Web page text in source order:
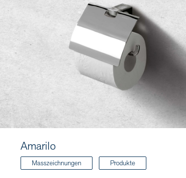
Amarilo
Masszeichnungen Produkte